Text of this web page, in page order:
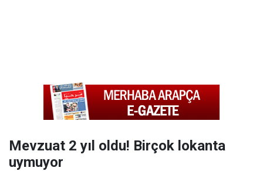
Mevzuat 2 yıl oldu! Birçok lokanta
uymuyor